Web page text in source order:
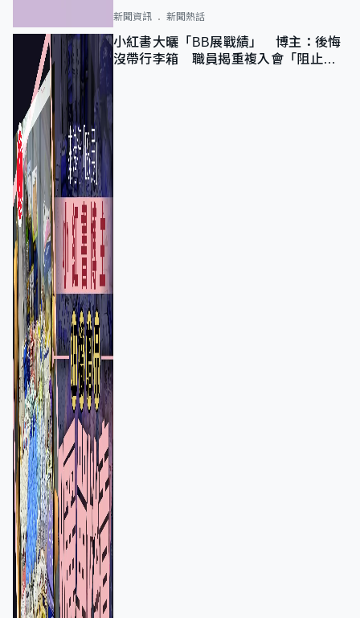
新聞資訊 新聞熱話
小紅書大曬「BB展戰績」 博主：後悔
沒帶行李箱 職員揭重複入會「阻止唔